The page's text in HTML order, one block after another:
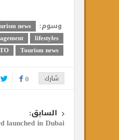
tourism news
Management
Tourism news
UNWTO
0
0
0
السابق:
Card launched in Dubai